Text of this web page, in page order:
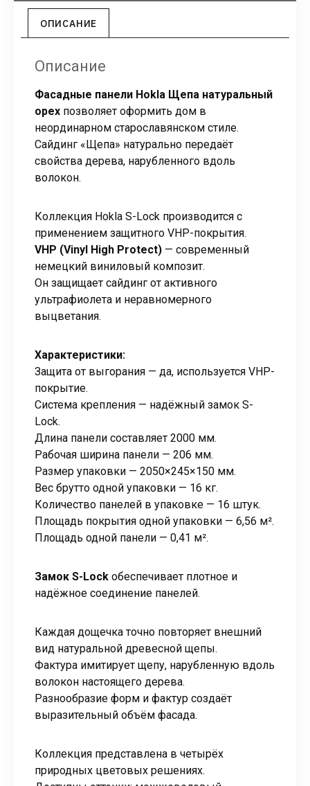
ОПИСАНИЕ
Описание
Фасадные панели Hokla Щепа натуральный
орех позволяет оформить дом в
неординарном старославянском стиле.
Сайдинг «Щепа» натурально передаёт
свойства дерева, нарубленного вдоль
волокон.
Коллекция Hokla S-Lock производится с
применением защитного VHP-покрытия.
VHP (Vinyl High Protect) — современный
немецкий виниловый композит.
Он защищает сайдинг от активного
ультрафиолета и неравномерного
выцветания.
Характеристики:
Защита от выгорания — да, используется VHP-
покрытие.
Система крепления — надёжный замок S-
Lock.
Длина панели составляет 2000 мм.
Рабочая ширина панели — 206 мм.
Размер упаковки — 2050×245×150 мм.
Вес брутто одной упаковки — 16 кг.
Количество панелей в упаковке — 16 штук.
Площадь покрытия одной упаковки — 6,56 м².
Площадь одной панели — 0,41 м².
Замок S-Lock обеспечивает плотное и
надёжное соединение панелей.
Каждая дощечка точно повторяет внешний
вид натуральной древесной щепы.
Фактура имитирует щепу, нарубленную вдоль
волокон настоящего дерева.
Разнообразие форм и фактур создаёт
выразительный объём фасада.
Коллекция представлена в четырёх
природных цветовых решениях.